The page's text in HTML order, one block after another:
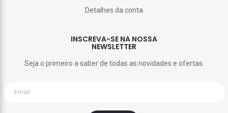
Detalhes da conta
INSCREVA-SE NA NOSSA
NEWSLETTER
Seja o primeiro a saber de todas as novidades e ofertas.